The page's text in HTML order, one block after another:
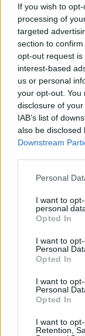
If you wish to
processing of
targeted
section to
opt-out request
interest-based
us or personal
your opt-out. You
disclosure of
IAB’s list of
also be disclosed
Downstream
Please note that
not limited to
grant or deny
use your data
consent section.
Personal
I want to
personal
Opted In
I want to
Personal
Opted In
I want to
Personal
Opted In
I want to
Retention,
Pause UnmuteLoaded:
0%
Borítókép